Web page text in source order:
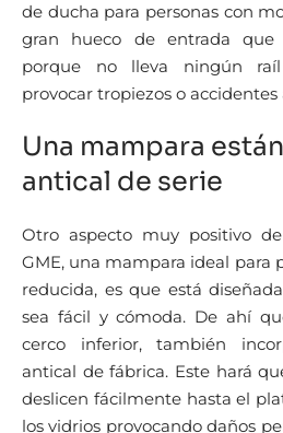
de ducha para personas con
gran hueco de entrada que
porque no lleva ningún
provocar tropiezos o accidentes
Una mampara
antical de serie
Otro aspecto muy positivo
GME, una mampara ideal para
reducida, es que está
sea fácil y cómoda. De ahí
cerco inferior, también
antical de fábrica. Este hará
deslicen fácilmente hasta el
los vidrios provocando daños